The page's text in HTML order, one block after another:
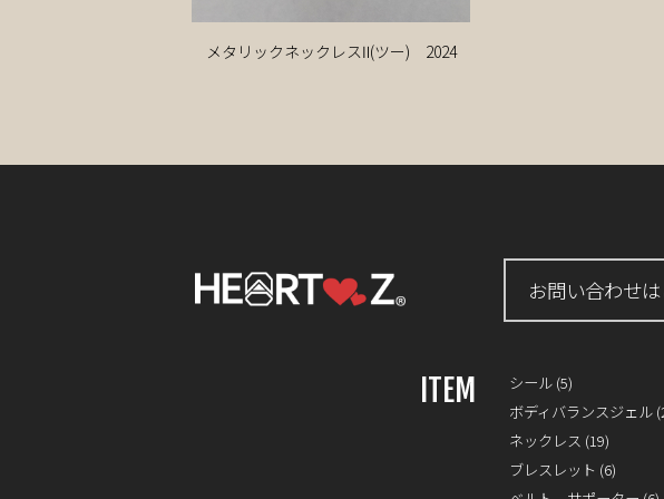
メタリックネックレスⅡ(ツー) 2024
お問い合わせは
ITEM シール (5)
ボディバランスジェル
ネックレス (19)
ブレスレット (6)